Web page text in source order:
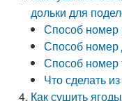
дольки для
Способ номер
Способ номер
Способ номер
Что сделать
Как сушить